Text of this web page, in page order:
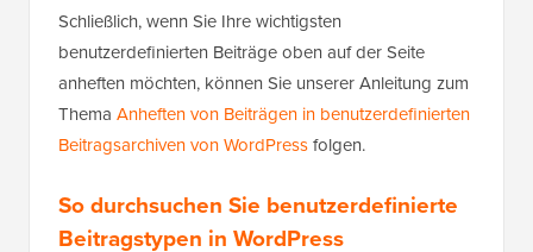
Schließlich, wenn Sie Ihre wichtigsten
benutzerdefinierten Beiträge oben auf der Seite
anheften möchten, können Sie unserer Anleitung zum
Thema Anheften von Beiträgen in benutzerdefinierten
Beitragsarchiven von WordPress folgen.
So durchsuchen Sie benutzerdefinierte
Beitragstypen in WordPress